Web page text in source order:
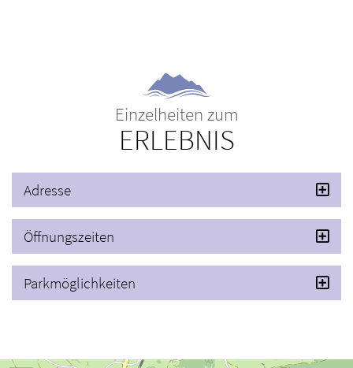
Einzelheiten zum
ERLEBNIS
Adresse
Öffnungszeiten
Parkmöglichkeiten